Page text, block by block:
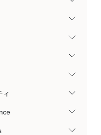
ィ